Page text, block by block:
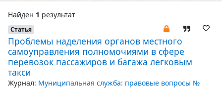
Найден 1 результат
Статья
Проблемы наделения органов местного
самоуправления полномочиями в сфере
перевозок пассажиров и багажа легковым
такси
Журнал: Муниципальная служба: правовые вопросы №